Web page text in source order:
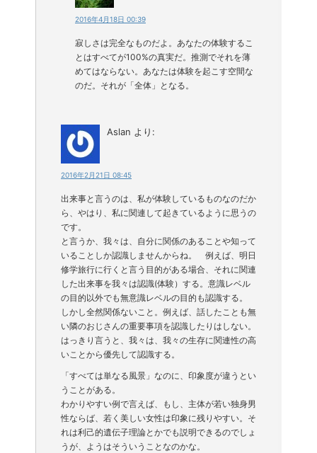
2016年4月18日 00:39
寂しさは完全なものだよ。あなたの体験するこ
とはすべてが100%の真実だ。推測でそれを薄
めてはならない。あなたは体験を起こす空間な
のだ。それが「全体」となる。
Aslan より:
2016年2月21日 08:45
出来事と言うのは、私が体験しているものなのだか
ら、やはり、私に関連して起きているように思うの
です。
と言うか、我々は、自分に関係のあることや知って
いることしか認識しませんからね。 例えば、明日
修学旅行に行くと言う目的がある場合、それに関連
した出来事を我々は認識(体験）する。意識レベル
の目的以外でも無意識レベルの目的も認識する。
しかし全然関係ないこと。例えば、話したことも無
い隣のおじさんの重要事項を認識したりはしない。
はっきり言うと、我々は、我々の生存に関連性の高
いことから優先して認識する。
「すべては単なる風景」なのに、印象度が違うとい
うことがある。
わかりやすい例で言えば、もし、主体が若い独身男
性ならば、若く美しい女性は印象に残りやすい。そ
れは利己的遺伝子理論とかでも説明できるのでしょ
うが、ようはそういうことなのかな。